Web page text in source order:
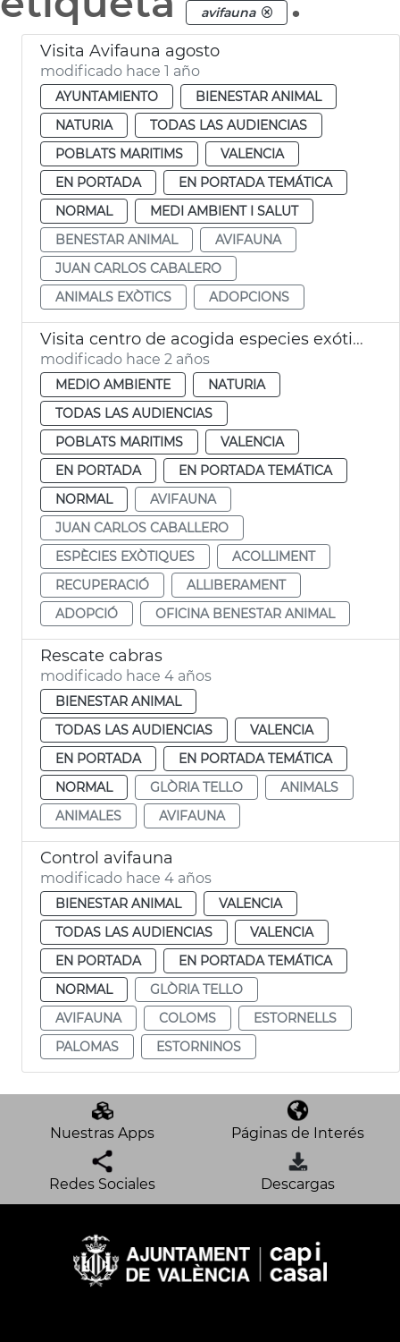
avifauna
Visita Avifauna agosto
modificado hace 1 año
AYUNTAMIENTO
BIENESTAR ANIMAL
NATURIA
TODAS LAS AUDIENCIAS
POBLATS MARITIMS
VALENCIA
EN PORTADA
EN PORTADA TEMÁTICA
NORMAL
MEDI AMBIENT I SALUT
BENESTAR ANIMAL
AVIFAUNA
JUAN CARLOS CABALERO
ANIMALS EXÒTICS
ADOPCIONS
Visita centro de acogida especies exóticas
modificado hace 2 años
MEDIO AMBIENTE
NATURIA
TODAS LAS AUDIENCIAS
POBLATS MARITIMS
VALENCIA
EN PORTADA
EN PORTADA TEMÁTICA
NORMAL
AVIFAUNA
JUAN CARLOS CABALLERO
ESPÈCIES EXÒTIQUES
ACOLLIMENT
RECUPERACIÓ
ALLIBERAMENT
ADOPCIÓ
OFICINA BENESTAR ANIMAL
Rescate cabras
modificado hace 4 años
BIENESTAR ANIMAL
TODAS LAS AUDIENCIAS
VALENCIA
EN PORTADA
EN PORTADA TEMÁTICA
NORMAL
GLÒRIA TELLO
ANIMALS
ANIMALES
AVIFAUNA
Control avifauna
modificado hace 4 años
BIENESTAR ANIMAL
VALENCIA
TODAS LAS AUDIENCIAS
VALENCIA
EN PORTADA
EN PORTADA TEMÁTICA
NORMAL
GLÒRIA TELLO
AVIFAUNA
COLOMS
ESTORNELLS
PALOMAS
ESTORNINOS
Nuestras Apps Páginas de Interés
Redes Sociales Descargas